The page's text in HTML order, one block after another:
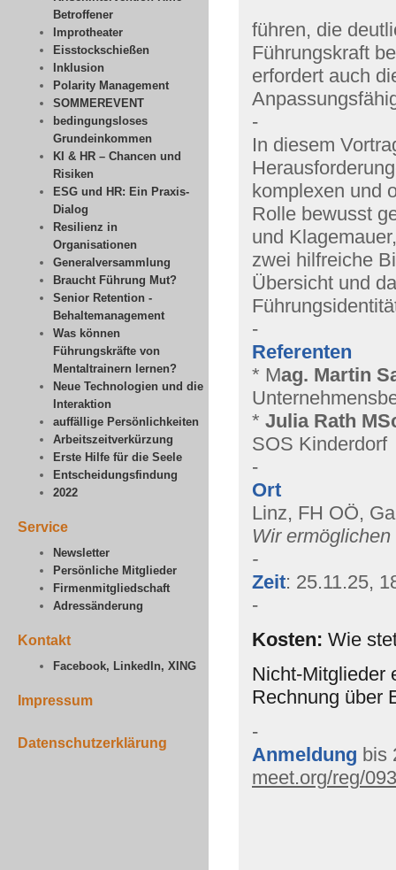
Betroffener
Improtheater
Eisstockschießen
Inklusion
Polarity Management
SOMMEREVENT
bedingungsloses
Grundeinkommen
KI & HR – Chancen und
Risiken
ESG und HR: Ein Praxis-
Dialog
Resilienz in
Organisationen
Generalversammlung
Braucht Führung Mut?
Senior Retention -
Behaltemanagement
Was können
Führungskräfte von
Mentaltrainern lernen?
Neue Technologien und die
Interaktion
auffällige Persönlichkeiten
Arbeitszeitverkürzung
Erste Hilfe für die Seele
Entscheidungsfindung
2022
Service
Newsletter
Persönliche Mitglieder
Firmenmitgliedschaft
Adressänderung
Kontakt
Facebook, LinkedIn, XING
Impressum
Datenschutzerklärung
führen, die
Führungskraft
erfordert auch
-
In diesem
komplexen und
Rolle bewusst
und
zwei hilfreiche
Übersicht und
-
Referenten
* Mag. Martin
* Julia Rath
SOS Kinderdorf
-
Ort
Linz, FH OÖ,
Wir
-
Zeit: 25.11.25,
-
Kosten: Wie
Nicht-Mitglieder
Rechnung über
-
Anmeldung bis
meet.org/reg/